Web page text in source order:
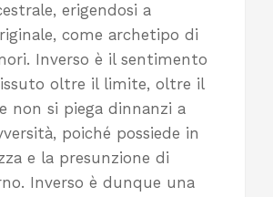
erigendosi a
come archetipo di
Inverso è il sentimento
oltre il limite, oltre il
non si piega dinnanzi a
poiché possiede in
e la presunzione di
Inverso è dunque una